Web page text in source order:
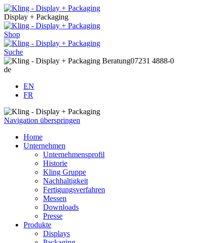
Display + Packaging
Shop
Suche
Beratung07231 4888-0
de
EN
FR
Navigation überspringen
Home
Unternehmen
Unternehmensprofil
Historie
Kling Gruppe
Nachhaltigkeit
Fertigungsverfahren
Messen
Downloads
Presse
Produkte
Displays